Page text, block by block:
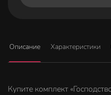
Описание Характеристики
Купите комплект